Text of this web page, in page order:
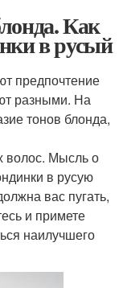
Как
в русый
предпочтение
разными. На
тонов блонда,
волос. Мысль о
в русую
вас пугать,
и примете
наилучшего